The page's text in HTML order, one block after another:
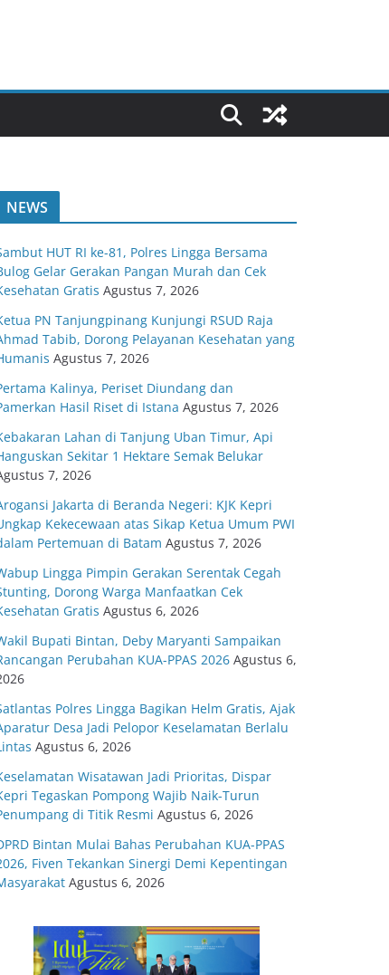
NEWS
HUT RI ke-81, Polres Lingga Bersama
Gelar Gerakan Pangan Murah dan Cek
Gratis Agustus 7, 2026
PN Tanjungpinang Kunjungi RSUD Raja
Tabib, Dorong Pelayanan Kesehatan yang
Agustus 7, 2026
Kalinya, Periset Diundang dan
Hasil Riset di Istana Agustus 7, 2026
Lahan di Tanjung Uban Timur, Api
Sekitar 1 Hektare Semak Belukar
7, 2026
Jakarta di Beranda Negeri: KJK Kepri
Kekecewaan atas Sikap Ketua Umum PWI
Pertemuan di Batam Agustus 7, 2026
Lingga Pimpin Gerakan Serentak Cegah
Dorong Warga Manfaatkan Cek
Gratis Agustus 6, 2026
Bupati Bintan, Deby Maryanti Sampaikan
Perubahan KUA-PPAS 2026 Agustus 6,
Polres Lingga Bagikan Helm Gratis, Ajak
Desa Jadi Pelopor Keselamatan Berlalu
Agustus 6, 2026
Wisatawan Jadi Prioritas, Dispar
Tegaskan Pompong Wajib Naik-Turun
di Titik Resmi Agustus 6, 2026
Bintan Mulai Bahas Perubahan KUA-PPAS
Fiven Tekankan Sinergi Demi Kepentingan
Agustus 6, 2026